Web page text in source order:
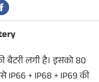
बैटरी लगी है। इसको 80
IP66 + IP68 + IP69 की